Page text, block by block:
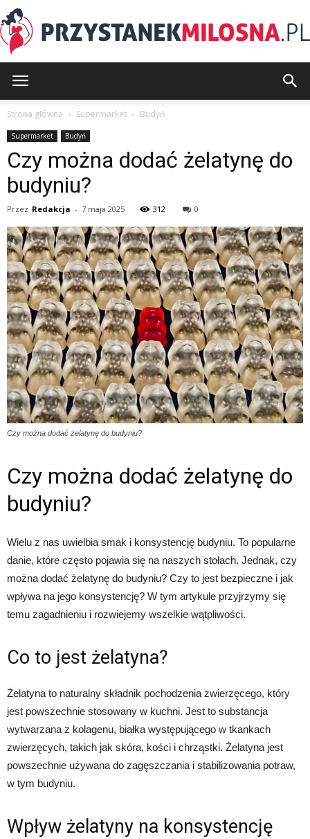
Strona główna Supermarket Budyń
Supermarket Budyń
Czy można dodać żelatynę do
budyniu?
Przez Redakcja - 7 maja 2025 312 0
Czy można dodać żelatynę do budyniu?
Czy można dodać żelatynę do
budyniu?
Wielu z nas uwielbia smak i konsystencję budyniu. To popularne
danie, które często pojawia się na naszych stołach. Jednak, czy
można dodać żelatynę do budyniu? Czy to jest bezpieczne i jak
wpływa na jego konsystencję? W tym artykule przyjrzymy się
temu zagadnieniu i rozwiejemy wszelkie wątpliwości.
Co to jest żelatyna?
Żelatyna to naturalny składnik pochodzenia zwierzęcego, który
jest powszechnie stosowany w kuchni. Jest to substancja
wytwarzana z kolagenu, białka występującego w tkankach
zwierzęcych, takich jak skóra, kości i chrząstki. Żelatyna jest
powszechnie używana do zagęszczania i stabilizowania potraw,
w tym budyniu.
Wpływ żelatyny na konsystencję